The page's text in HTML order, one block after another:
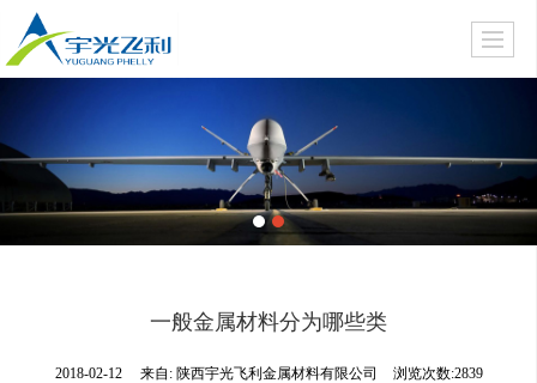
一般金属材料分为哪些类
2018-02-12 来自: 陕西宇光飞利金属材料有限公司 浏览次数:2839